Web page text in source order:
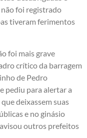
não foi registrado
tiveram ferimentos
foi mais grave
crítico da barragem
de Pedro
pediu para alertar a
deixassem suas
e no ginásio
outros prefeitos